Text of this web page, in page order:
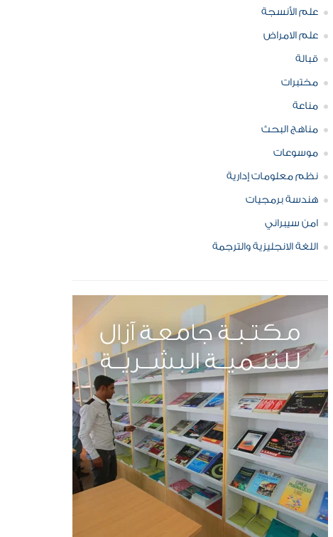
علم الأنسجة
علم الامراض
قبالة
مختبرات
مناعة
مناهج البحث
موسوعات
نظم معلومات إدارية
هندسة برمجيات
امن سيبراني
اللغة الانجليزية والترجمة